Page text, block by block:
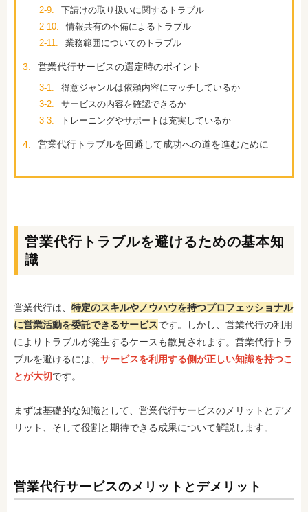
2-9.
下請けの取り扱いに関するトラブル
2-10.
情報共有の不備によるトラブル
2-11.
業務範囲についてのトラブル
3. 営業代行サービスの選定時のポイント
3-1.
得意ジャンルは依頼内容にマッチしているか
3-2.
サービスの内容を確認できるか
3-3.
トレーニングやサポートは充実しているか
4. 営業代行トラブルを回避して成功への道を進むために
営業代行トラブルを避けるための基本知
識
営業代行は、 特定のスキルやノウハウを持つプロフェッショナル
に営業活動を委託できるサービスです。しかし、営業代行の利用
によりトラブルが発生するケースも散見されます。営業代行トラ
ブルを避けるには、 サービスを利用する側が正しい知識を持つこ
とが大切です。
まずは基礎的な知識として、営業代行サービスのメリットとデメ
リット、そして役割と期待できる成果について解説します。
営業代行サービスのメリットとデメリット